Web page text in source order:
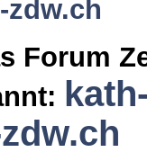
zdw.ch
Forum